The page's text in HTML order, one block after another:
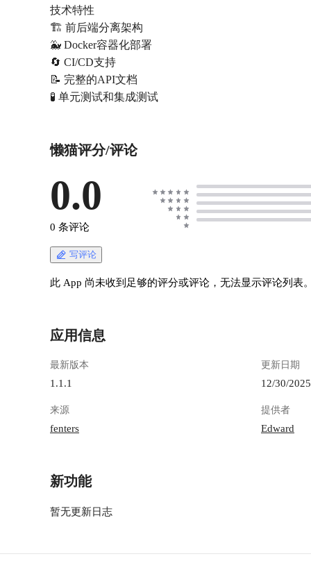
技术特性
🏗️ 前后端分离架构
🐳 Docker容器化部署
🔄 CI/CD支持
📝 完整的API文档
🧪 单元测试和集成测试
懒猫评分/评论
0.0
0 条评论
写评论
此 App 尚未收到足够的评分或评论，无法显示评论列表
应用信息
最新版本
1.1.1
更新日期
12/30/2025
来源
fenters
提供者
Edward
新功能
暂无更新日志